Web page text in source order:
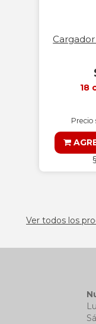
Cargador
18
Precio
Ver todos los